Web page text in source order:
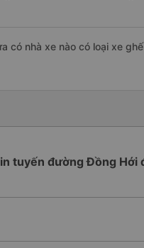
có nhà xe nào có loại xe
tuyến đường Đồng Hới